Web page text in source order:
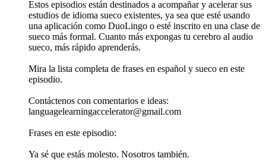
Estos episodios están destinados a acompañar y acelerar sus
estudios de idioma sueco existentes, ya sea que esté usando
una aplicación como DuoLingo o esté inscrito en una clase de
sueco más formal. Cuanto más expongas tu cerebro al audio
sueco, más rápido aprenderás.
Mira la lista completa de frases en español y sueco en este
episodio.
Contáctenos con comentarios e ideas:
languagelearningaccelerator@gmail.com
Frases en este episodio:
Ya sé que estás molesto. Nosotros también.